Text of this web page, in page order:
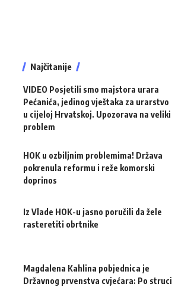
Najčitanije
VIDEO Posjetili smo majstora urara
Pećanića, jedinog vještaka za urarstvo
u cijeloj Hrvatskoj. Upozorava na veliki
problem
HOK u ozbiljnim problemima! Država
pokrenula reformu i reže komorski
doprinos
Iz Vlade HOK-u jasno poručili da žele
rasteretiti obrtnike
Magdalena Kahlina pobjednica je
Državnog prvenstva cvjećara: Po struci